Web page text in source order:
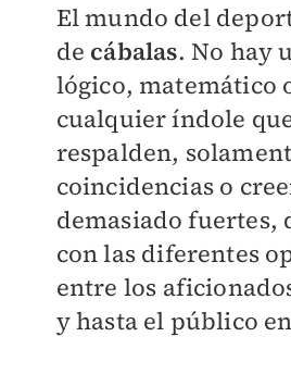
El mundo del
de cábalas. No hay
lógico, matemático
cualquier índole
respalden,
coincidencias o
demasiado fuertes,
con las diferentes
entre los
y hasta el público